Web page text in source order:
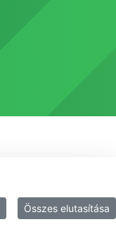
Összes elutasítása